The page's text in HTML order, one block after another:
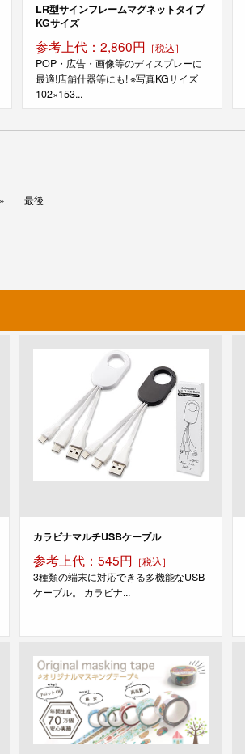
LR型サインフレームマグネットタイプ
KGサイズ
参考上代：2,860円 ［税込］
POP・広告・画像等のディスプレーに
最適!店舗什器等にも! ※写真KGサイズ
102×153...
最後
カラビナマルチUSBケーブル
参考上代：545円 ［税込］
3種類の端末に対応できる多機能なUSB
ケーブル。 カラビナ...